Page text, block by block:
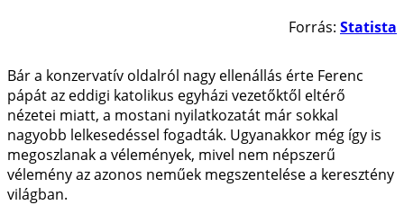
Forrás: Statista
Bár a konzervatív oldalról nagy ellenállás érte Ferenc
pápát az eddigi katolikus egyházi vezetőktől eltérő
nézetei miatt, a mostani nyilatkozatát már sokkal
nagyobb lelkesedéssel fogadták. Ugyanakkor még így is
megoszlanak a vélemények, mivel nem népszerű
vélemény az azonos neműek megszentelése a keresztény
világban.